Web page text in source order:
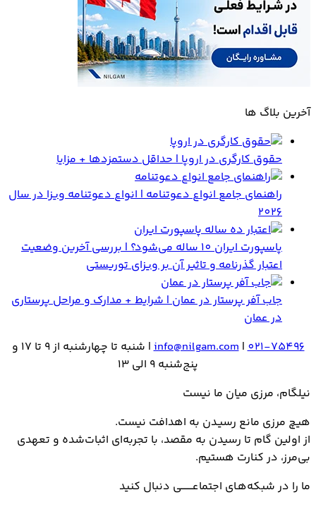
آخرین بلاگ ها
حقوق کارگری در اروپا | حداقل دستمزدها + مزایا
راهنمای جامع انواع دعوتنامه | انواع دعوتنامه ویزا در سال
2026
پاسپورت ایران 10 ساله می‌شود؟ | بررسی آخرین وضعیت
اعتبار گذرنامه و تاثیر آن بر ویزای توریستی
جاب آفر پرستار در عمان | شرایط + مدارک و مراحل پرستاری
در عمان
021-75496
|
info@nilgam.com
| شنبه تا چهارشنبه از 9 تا 17 و
پنج‌شنبه 9 الی 13
نیلگام، مرزی میان ما نیست
هیـچ مرزی مانع رسیـدن به اهدافت نیست.
از اولین گام تا رسیدن به مقصد، با تجربه‌ای اثبات‌شده و تعهدی
بی‌مرز، در کنارت هستیم.
ما را در شبکه‌هـای اجتماعــــــــی دنبال کنید